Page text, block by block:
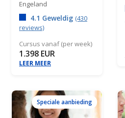
Engeland
4.1 Geweldig (430
reviews)
Cursus vanaf (per week)
1.398 EUR
LEER MEER
Speciale aanbieding